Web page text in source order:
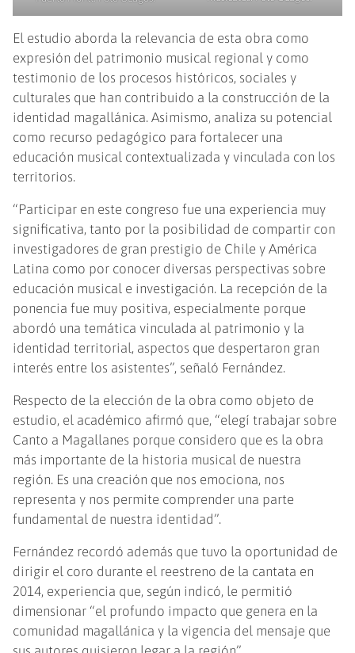
El estudio aborda la relevancia de esta obra como
expresión del patrimonio musical regional y como
testimonio de los procesos históricos, sociales y
culturales que han contribuido a la construcción de la
identidad magallánica. Asimismo, analiza su potencial
como recurso pedagógico para fortalecer una
educación musical contextualizada y vinculada con los
territorios.
“Participar en este congreso fue una experiencia muy
significativa, tanto por la posibilidad de compartir con
investigadores de gran prestigio de Chile y América
Latina como por conocer diversas perspectivas sobre
educación musical e investigación. La recepción de la
ponencia fue muy positiva, especialmente porque
abordó una temática vinculada al patrimonio y la
identidad territorial, aspectos que despertaron gran
interés entre los asistentes”, señaló Fernández.
Respecto de la elección de la obra como objeto de
estudio, el académico afirmó que, “elegí trabajar sobre
Canto a Magallanes porque considero que es la obra
más importante de la historia musical de nuestra
región. Es una creación que nos emociona, nos
representa y nos permite comprender una parte
fundamental de nuestra identidad”.
Fernández recordó además que tuvo la oportunidad de
dirigir el coro durante el reestreno de la cantata en
2014, experiencia que, según indicó, le permitió
dimensionar “el profundo impacto que genera en la
comunidad magallánica y la vigencia del mensaje que